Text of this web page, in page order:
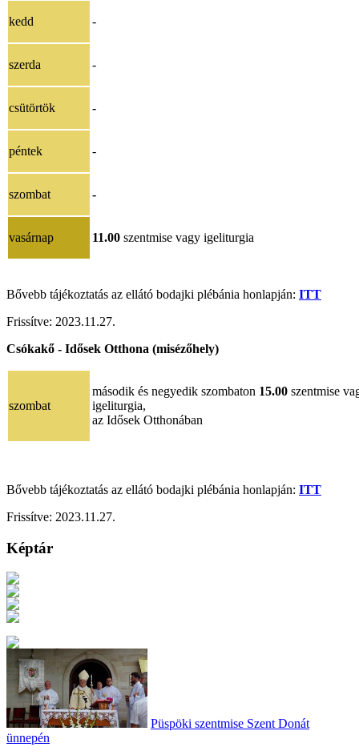
kedd -
szerda -
csütörtök -
péntek -
szombat -
vasárnap 11.00 szentmise vagy igeliturgia
Bővebb tájékoztatás az ellátó bodajki plébánia honlapján: ITT
Frissítve: 2023.11.27.
Csókakő - Idősek Otthona (misézőhely)
szombat
második és negyedik szombaton 15.00 szentmise
igeliturgia,
az Idősek Otthonában
Bővebb tájékoztatás az ellátó bodajki plébánia honlapján: ITT
Frissítve: 2023.11.27.
Képtár
Püspöki szentmise Szent Donát
ünnepén